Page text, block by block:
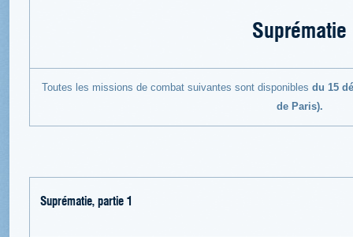
Suprématie
Toutes les missions de combat suivantes sont disponibles du 15
de Paris).
Suprématie, partie 1